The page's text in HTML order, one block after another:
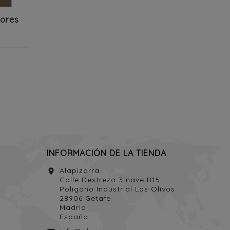
INFORMACIÓN DE LA TIENDA
location_on
Alapizarra
Calle Destreza 3 nave B15
Poligono Industrial Los Olivos
28906 Getafe
Madrid
España